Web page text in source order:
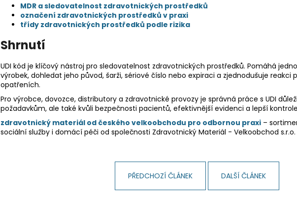
MDR a sledovatelnost zdravotnických prostředků
označení zdravotnických prostředků v praxi
třídy zdravotnických prostředků podle rizika
Shrnutí
UDI kód je klíčový nástroj pro sledovatelnost zdravotnických prostředků. Pomáhá
výrobek, dohledat jeho původ, šarži, sériové číslo nebo expiraci a zjednodušuje reakci
opatřeních.
Pro výrobce, dovozce, distributory a zdravotnické provozy je správná práce s UDI
požadavkům, ale také kvůli bezpečnosti pacientů, efektivnější evidenci a lepší
zdravotnický materiál od českého velkoobchodu pro odbornou praxi –
sociální služby i domácí péči od společnosti Zdravotnický Materiál - Velkoobchod s.r.o.
PŘEDCHOZÍ ČLÁNEK DALŠÍ ČLÁNEK